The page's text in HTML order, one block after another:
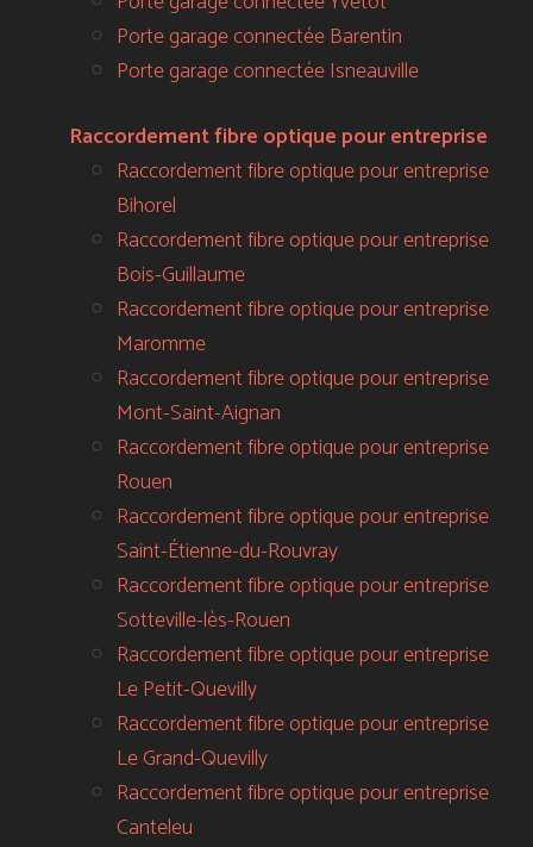
Porte garage connectée Barentin
Porte garage connectée Isneauville
Raccordement fibre optique pour entreprise
Raccordement fibre optique pour entreprise
Bihorel
Raccordement fibre optique pour entreprise
Bois-Guillaume
Raccordement fibre optique pour entreprise
Maromme
Raccordement fibre optique pour entreprise
Mont-Saint-Aignan
Raccordement fibre optique pour entreprise
Rouen
Raccordement fibre optique pour entreprise
Saint-Étienne-du-Rouvray
Raccordement fibre optique pour entreprise
Sotteville-lès-Rouen
Raccordement fibre optique pour entreprise
Le Petit-Quevilly
Raccordement fibre optique pour entreprise
Le Grand-Quevilly
Raccordement fibre optique pour entreprise
Canteleu